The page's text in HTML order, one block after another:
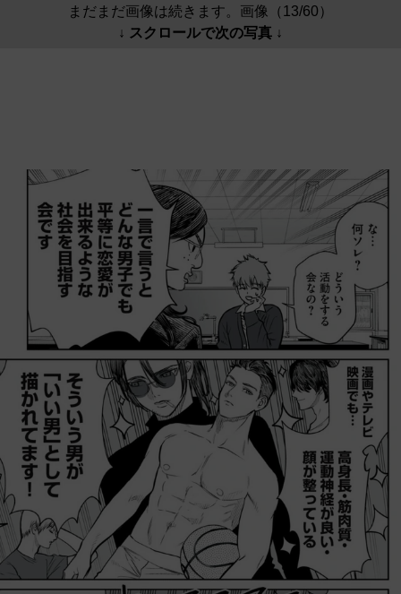
まだまだ画像は続きます。画像（13/60）
↓ スクロールで次の写真 ↓